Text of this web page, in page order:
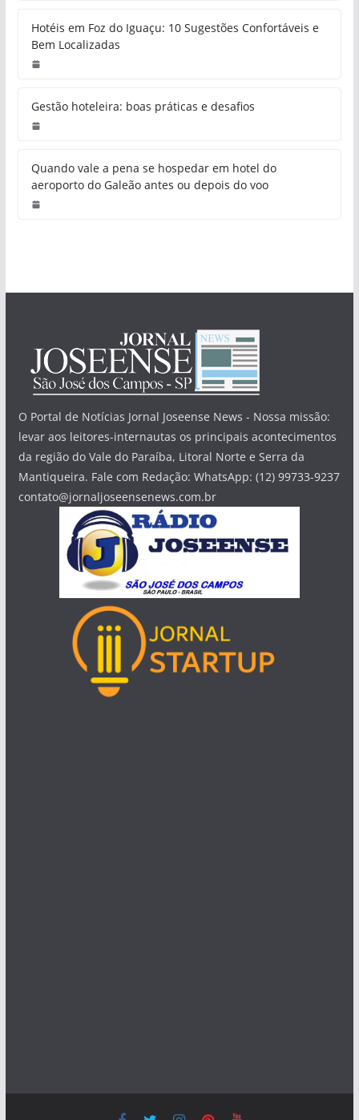
Hotéis em Foz do Iguaçu: 10 Sugestões Confortáveis e
Bem Localizadas
Gestão hoteleira: boas práticas e desafios
Quando vale a pena se hospedar em hotel do
aeroporto do Galeão antes ou depois do voo
O Portal de Notícias Jornal Joseense News - Nossa missão:
levar aos leitores-internautas os principais acontecimentos
da região do Vale do Paraíba, Litoral Norte e Serra da
Mantiqueira. Fale com Redação: WhatsApp: (12) 99733-9237
contato@jornaljoseensenews.com.br